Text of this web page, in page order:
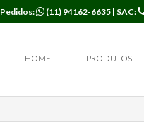
Pedidos: (11) 94162-6635| SAC:
HOME PRODUTOS